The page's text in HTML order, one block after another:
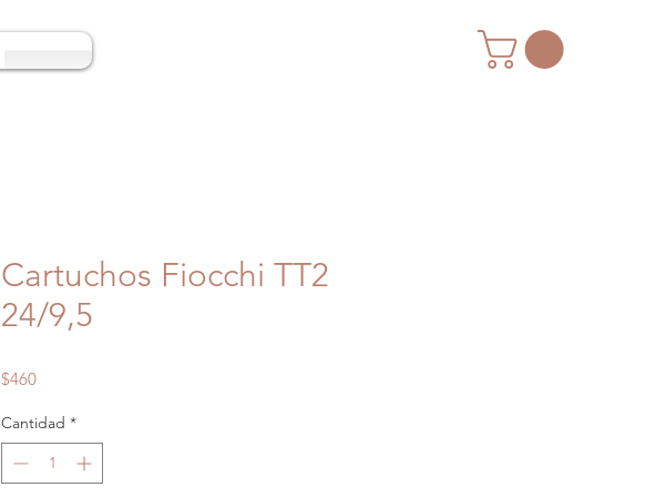
Cartuchos Fiocchi TT2
24/9,5
$460Precio
Cantidad *